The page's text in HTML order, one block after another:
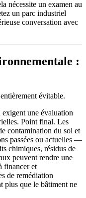
nécessite un examen au
un parc industriel
conversation avec
:
évitable.
exigent une évaluation
Point final. Les
contamination du sol et
passées ou actuelles —
chimiques, résidus de
peuvent rendre une
financer et
de remédiation
plus que le bâtiment ne